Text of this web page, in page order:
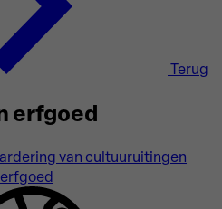
Terug
erfgoed
van cultuuruitingen